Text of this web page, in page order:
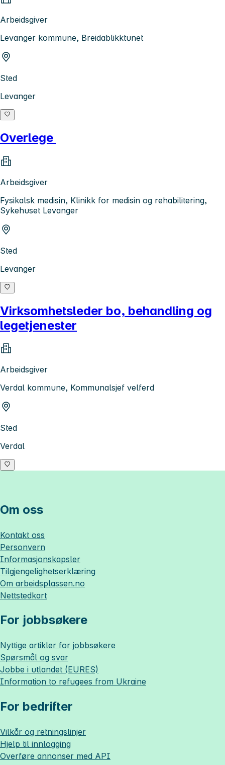
Arbeidsgiver
Levanger kommune, Breidablikktunet
Sted
Levanger
Overlege
Arbeidsgiver
Fysikalsk medisin, Klinikk for medisin og rehabilitering,
Sykehuset Levanger
Sted
Levanger
Virksomhetsleder bo, behandling og
legetjenester
Arbeidsgiver
Verdal kommune, Kommunalsjef velferd
Sted
Verdal
Om oss
Kontakt oss
Personvern
Informasjonskapsler
Tilgjengelighetserklæring
Om arbeidsplassen.no
Nettstedkart
For jobbsøkere
Nyttige artikler for jobbsøkere
Spørsmål og svar
Jobbe i utlandet (EURES)
Information to refugees from Ukraine
For bedrifter
Vilkår og retningslinjer
Hjelp til innlogging
Overføre annonser med API